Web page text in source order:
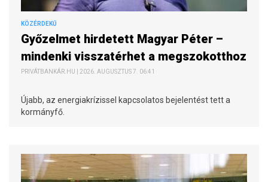
KÖZÉRDEKŰ
Győzelmet hirdetett Magyar Péter –
mindenki visszatérhet a megszokotthoz
PRIVÁTBANKÁR.HU | 2026. AUGUSZTUS 7. 06:41
Újabb, az energiakrízissel kapcsolatos bejelentést tett a
kormányfő.